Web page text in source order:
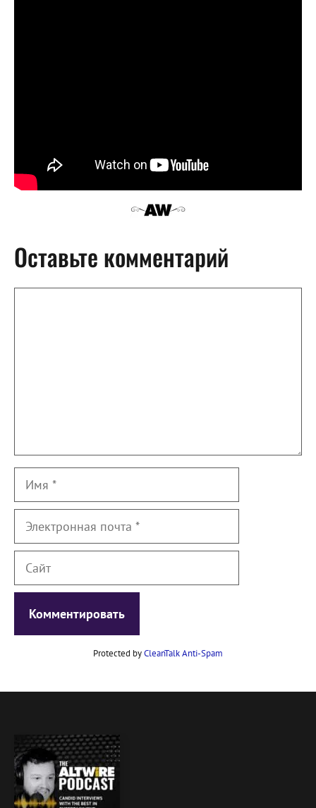
Оставьте комментарий
Имя
Электронная
Сайт
Protected byCleanTalk Anti-Spam